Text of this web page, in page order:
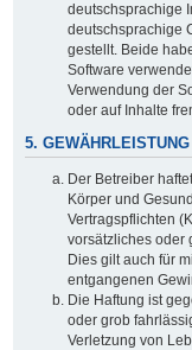
deutschsprachige
deutschsprachige
gestellt. Beide
Software
Verwendung der
oder auf Inhalte
5. GEWÄHRLEISTUNG
Der Betreiber
Körper und
Vertragspflichten
vorsätzliches oder
Dies gilt auch für
entgangenen
Die Haftung ist
oder grob
Verletzung von